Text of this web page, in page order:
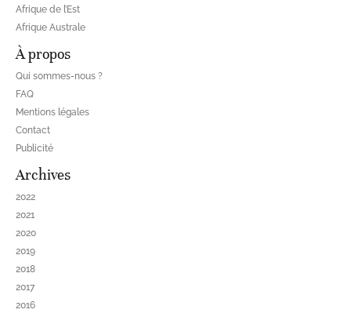
Afrique de l’Est
Afrique Australe
À propos
Qui sommes-nous ?
FAQ
Mentions légales
Contact
Publicité
Archives
2022
2021
2020
2019
2018
2017
2016